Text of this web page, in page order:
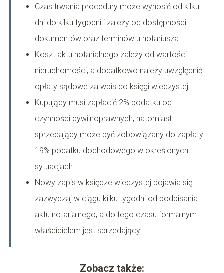
Czas trwania procedury może wynosić od kilku
dni do kilku tygodni i zależy od dostępności
dokumentów oraz terminów u notariusza.
Koszt aktu notarialnego zależy od wartości
nieruchomości, a dodatkowo należy uwzględnić
opłaty sądowe za wpis do księgi wieczystej.
Kupujący musi zapłacić 2% podatku od
czynności cywilnoprawnych, natomiast
sprzedający może być zobowiązany do zapłaty
19% podatku dochodowego w określonych
sytuacjach.
Nowy zapis w księdze wieczystej pojawia się
zazwyczaj w ciągu kilku tygodni od podpisania
aktu notarialnego, a do tego czasu formalnym
właścicielem jest sprzedający.
Zobacz także: